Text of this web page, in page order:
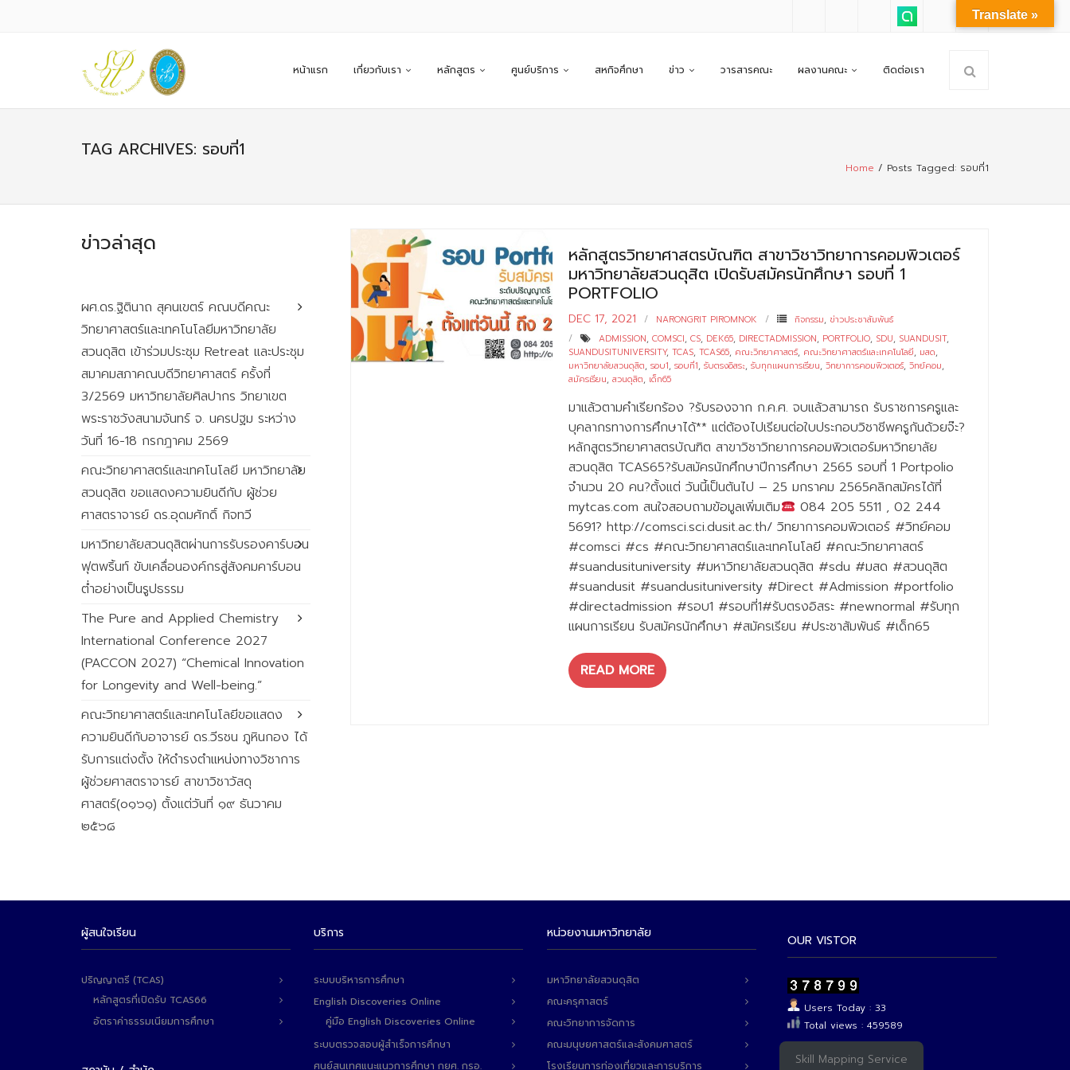
หน้าแรก เกี่ยวกับเรา หลักสูตร ศูนย์บริการ สหกิจศึกษา ข่าว วารสารคณะ ผลงานคณะ ติดต่อเรา
TAG ARCHIVES: รอบที่1
Home / Posts Tagged: รอบที่1
หลักสูตรวิทยาศาสตรบัณฑิต สาขาวิชาวิทยาการคอมพิวเตอร์
มหาวิทยาลัยสวนดุสิต เปิดรับสมัครนักศึกษา รอบที่ 1
PORTFOLIO
DEC 17, 2021 NARONGRIT PIROMNOK กิจกรรม, ข่าวประชาสัมพันธ์
ADMISSION,COMSCI,CS, DEK65, DIRECTADMISSION, PORTFOLIO, SDU, SUANDUSIT,
SUANDUSITUNIVERSITY,TCAS,TCAS65, คณะวิทยาศาสตร์, คณะวิทยาศาสตร์และเทคโนโลยี, มสด,
มหาวิทยาลัยสวนดุสิต,รอบ1,รอบที่1,รับตรงอิสระ,รับทุกแผนการเรียน,วิทยาการคอมพิวเตอร์,วิทย์คอม,
สมัครเรียน,สวนดุสิต, เด็ก65
มาแล้วตามคำเรียกร้อง ?รับรองจาก ก.ค.ศ. จบแล้วสามารถ รับราชการครูและ
บุคลากรทางการศึกษาได้** แต่ต้องไปเรียนต่อใบประกอบวิชาชีพครูกันด้วยจ๊ะ?
หลักสูตรวิทยาศาสตรบัณฑิต สาขาวิชาวิทยาการคอมพิวเตอร์มหาวิทยาลัย
สวนดุสิต TCAS65?รับสมัครนักศึกษาปีการศึกษา 2565 รอบที่ 1 Portpolio
จำนวน 20 คน?ตั้งแต่ วันนี้เป็นต้นไป – 25 มกราคม 2565คลิกสมัครได้ที่
mytcas.com สนใจสอบถามข้อมูลเพิ่มเติม
084 205 5511 , 02 244
5691? http://comsci.sci.dusit.ac.th/ วิทยาการคอมพิวเตอร์ #วิทย์คอม
#comsci #cs #คณะวิทยาศาสตร์และเทคโนโลยี #คณะวิทยาศาสตร์
#suandusituniversity #มหาวิทยาลัยสวนดุสิต #sdu #มสด #สวนดุสิต
#suandusit #suandusituniversity #Direct #Admission #portfolio
#directadmission #รอบ1 #รอบที่1#รับตรงอิสระ #newnormal #รับทุก
แผนการเรียน รับสมัครนักศึกษา #สมัครเรียน #ประชาสัมพันธ์ #เด็ก65
READ MORE
ข่าวล่าสุด
ผศ.ดร.ฐิตินาถ สุคนเขตร์ คณบดีคณะ
วิทยาศาสตร์และเทคโนโลยีมหาวิทยาลัย
สวนดุสิต เข้าร่วมประชุม Retreat และประชุม
สมาคมสภาคณบดีวิทยาศาสตร์ ครั้งที่
3/2569 มหาวิทยาลัยศิลปากร วิทยาเขต
พระราชวังสนามจันทร์ จ. นครปฐม ระหว่าง
วันที่ 16-18 กรกฎาคม 2569
คณะวิทยาศาสตร์และเทคโนโลยี มหาวิทยาลัย
สวนดุสิต ขอแสดงความยินดีกับ ผู้ช่วย
ศาสตราจารย์ ดร.อุดมศักดิ์ กิจทวี
มหาวิทยาลัยสวนดุสิตผ่านการรับรองคาร์บอน
ฟุตพริ้นท์ ขับเคลื่อนองค์กรสู่สังคมคาร์บอน
ต่ำอย่างเป็นรูปธรรม
The Pure and Applied Chemistry
International Conference 2027
(PACCON 2027) “Chemical Innovation
for Longevity and Well-being.”
คณะวิทยาศาสตร์และเทคโนโลยีขอแสดง
ความยินดีกับอาจารย์ ดร.วีรชน ภูหินกอง ได้
รับการแต่งตั้ง ให้ดำรงตำแหน่งทางวิชาการ
ผู้ช่วยศาสตราจารย์ สาขาวิชาวัสดุ
ศาสตร์(๐๑๖๑) ตั้งแต่วันที่ ๑๙ ธันวาคม
๒๕๖๘
ผู้สนใจเรียน
ปริญญาตรี (TCAS)
หลักสูตรที่เปิดรับ TCAS66
อัตราค่าธรรมเนียมการศึกษา
บริการ
ระบบบริหารการศึกษา
English Discoveries Online
คู่มือ English Discoveries Online
ระบบตรวจสอบผู้สำเร็จการศึกษา
ศูนย์สนเทศแนะแนวการศึกษา กยศ. กรอ.
หน่วยงานมหาวิทยาลัย
มหาวิทยาลัยสวนดุสิต
คณะครุศาสตร์
คณะวิทยาการจัดการ
คณะมนุษยศาสตร์และสังคมศาสตร์
โรงเรียนการท่องเที่ยวและการบริการ
OUR VISTOR
Users Today : 33
Total views : 459589
Skill Mapping Service
Translate »